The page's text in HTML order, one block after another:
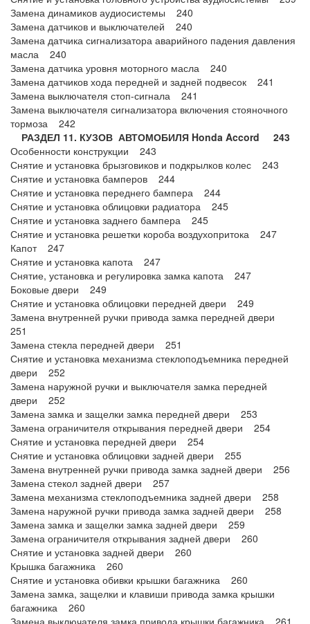
Замена динамиков аудиосистемы 240
Замена датчиков и выключателей 240
Замена датчика сигнализатора аварийного падения давления
масла 240
Замена датчика уровня моторного масла 240
Замена датчиков хода передней и задней подвесок 241
Замена выключателя стоп-сигнала 241
Замена выключателя сигнализатора включения стояночного
тормоза 242
РАЗДЕЛ 11. КУЗОВ АВТОМОБИЛЯ Honda Accord 243
Особенности конструкции 243
Снятие и установка брызговиков и подкрылков колес 243
Снятие и установка бамперов 244
Снятие и установка переднего бампера 244
Снятие и установка облицовки радиатора 245
Снятие и установка заднего бампера 245
Снятие и установка решетки короба воздухопритока 247
Капот 247
Снятие и установка капота 247
Снятие, установка и регулировка замка капота 247
Боковые двери 249
Снятие и установка облицовки передней двери 249
Замена внутренней ручки привода замка передней двери
251
Замена стекла передней двери 251
Снятие и установка механизма стеклоподъемника передней
двери 252
Замена наружной ручки и выключателя замка передней
двери 252
Замена замка и защелки замка передней двери 253
Замена ограничителя открывания передней двери 254
Снятие и установка передней двери 254
Снятие и установка облицовки задней двери 255
Замена внутренней ручки привода замка задней двери 256
Замена стекол задней двери 257
Замена механизма стеклоподъемника задней двери 258
Замена наружной ручки привода замка задней двери 258
Замена замка и защелки замка задней двери 259
Замена ограничителя открывания задней двери 260
Снятие и установка задней двери 260
Крышка багажника 260
Снятие и установка обивки крышки багажника 260
Замена замка, защелки и клавиши привода замка крышки
багажника 260
Замена выключателя замка привода крышки багажника 261